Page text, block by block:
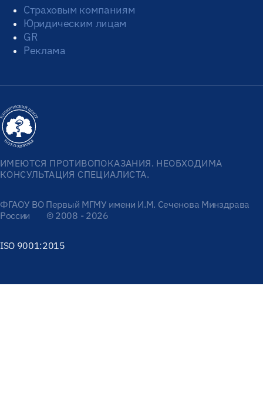
Страховым компаниям
Юридическим лицам
GR
Реклама
ИМЕЮТСЯ ПРОТИВОПОКАЗАНИЯ. НЕОБХОДИМА
КОНСУЛЬТАЦИЯ СПЕЦИАЛИСТА.
ФГАОУ ВО Первый МГМУ имени И.М. Сеченова Минздрава
России
© 2008 - 2026
ISO 9001:2015